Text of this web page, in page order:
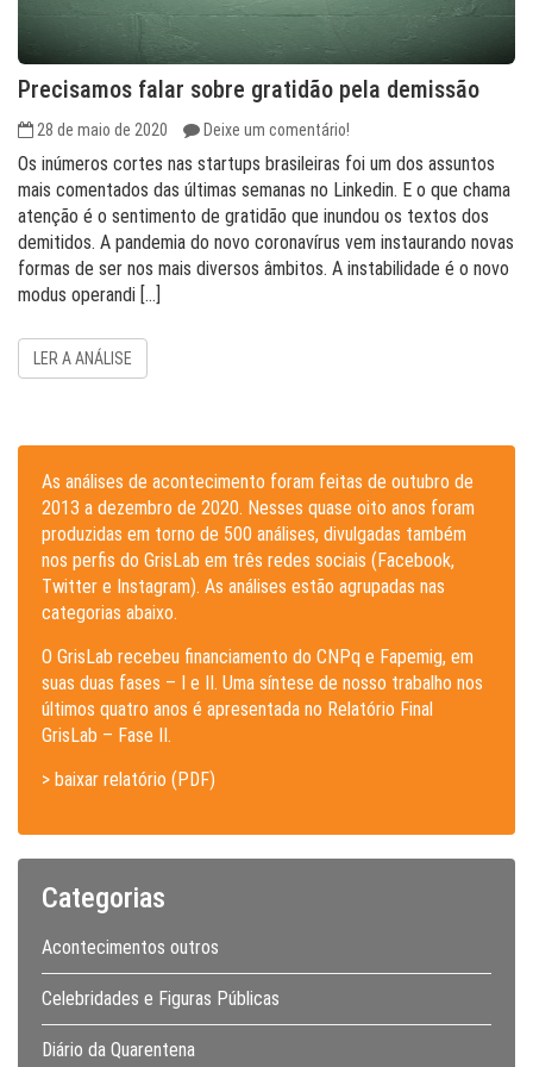
Precisamos falar sobre gratidão pela demissão
28 de maio de 2020 Deixe um comentário!
Os inúmeros cortes nas startups brasileiras foi um dos assuntos
mais comentados das últimas semanas no Linkedin. E o que chama
atenção é o sentimento de gratidão que inundou os textos dos
demitidos. A pandemia do novo coronavírus vem instaurando novas
formas de ser nos mais diversos âmbitos. A instabilidade é o novo
modus operandi […]
LER A ANÁLISE
As análises de acontecimento foram feitas de outubro de
2013 a dezembro de 2020. Nesses quase oito anos foram
produzidas em torno de 500 análises, divulgadas também
nos perfis do GrisLab em três redes sociais (Facebook,
Twitter e Instagram). As análises estão agrupadas nas
categorias abaixo.
O GrisLab recebeu financiamento do CNPq e Fapemig, em
suas duas fases – I e II. Uma síntese de nosso trabalho nos
últimos quatro anos é apresentada no Relatório Final
GrisLab – Fase II.
> baixar relatório (PDF)
Categorias
Acontecimentos outros
Celebridades e Figuras Públicas
Diário da Quarentena